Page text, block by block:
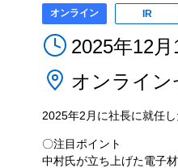
オンライン IR
2025年12
オンライン
2025年2月に社長に就任
〇注目ポイント
中村氏が立ち上げた電子